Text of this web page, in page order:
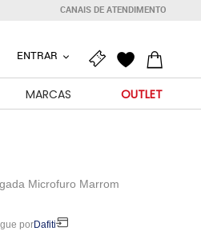
CANAIS DE ATENDIMENTO
ENTRAR
MARCAS OUTLET
Microfuro Marrom
porDafiti